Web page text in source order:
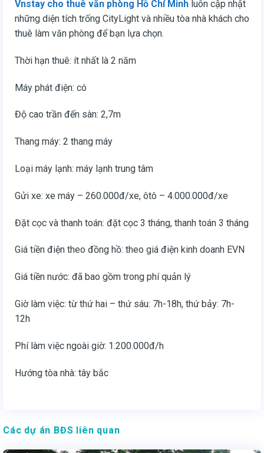
Vnstay cho thuê văn phòng Hồ Chí Minh luôn cập nhật
những diện tích trống CityLight và nhiều tòa nhà khách cho
thuê làm văn phòng để bạn lựa chọn.
Thời hạn thuê: ít nhất là 2 năm
Máy phát điện: có
Độ cao trần đến sàn: 2,7m
Thang máy: 2 thang máy
Loại máy lạnh: máy lạnh trung tâm
Gửi xe: xe máy – 260.000đ/xe, ôtô – 4.000.000đ/xe
Đặt cọc và thanh toán: đặt cọc 3 tháng, thanh toán 3 tháng
Giá tiền điện theo đồng hồ: theo giá điện kinh doanh EVN
Giá tiền nước: đã bao gồm trong phí quản lý
Giờ làm việc: từ thứ hai – thứ sáu: 7h-18h, thứ bảy: 7h-
12h
Phí làm việc ngoài giờ: 1.200.000đ/h
Hướng tòa nhà: tây bắc
Các dự án BĐS liên quan